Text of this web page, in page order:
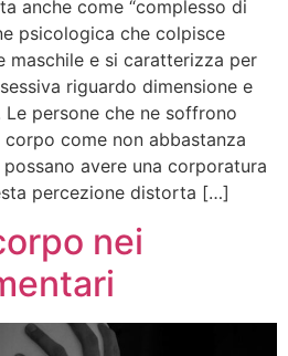
anche come “complesso di
psicologica che colpisce
maschile e si caratterizza per
riguardo dimensione e
persone che ne soffrono
come non abbastanza
avere una corporatura
percezione distorta […]
nei